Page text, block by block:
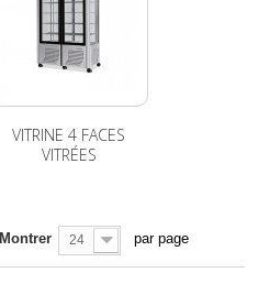
VITRINE 4 FACES
VITRÉES
Montrer 24 par page